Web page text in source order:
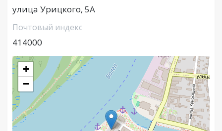
улица Урицкого, 5А
Почтовый индекс
414000
+
−